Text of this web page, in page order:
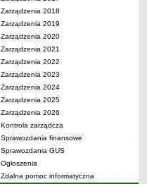
Zarządzenia 2018
Zarządzenia 2019
Zarządzenia 2020
Zarządzenia 2021
Zarządzenia 2022
Zarządzenia 2023
Zarządzenia 2024
Zarządzenia 2025
Zarządzenia 2026
Kontrola zarządcza
Sprawozdania finansowe
Sprawozdania GUS
Ogłoszenia
Zdalna pomoc informatyczna